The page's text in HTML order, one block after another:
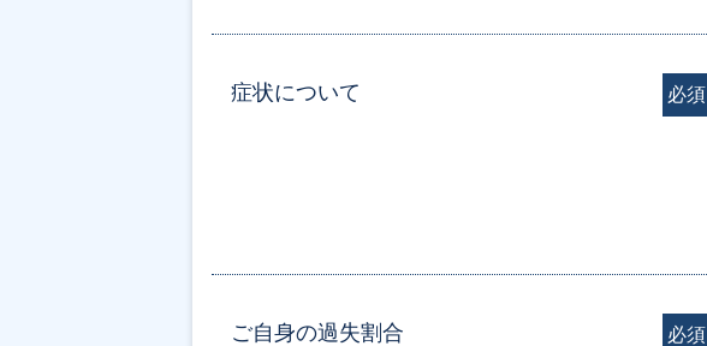
症状について 必須
ご自身の過失割合 必須